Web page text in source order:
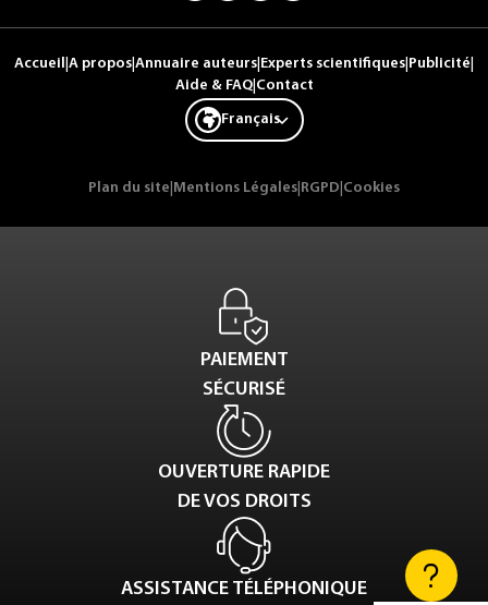
Accueil A propos Annuaire auteurs Experts scientifiques Publicité
Aide & FAQ| Contact
Français
Plan du site Mentions Légales RGPD Cookies
PAIEMENT
SÉCURISÉ
OUVERTURE RAPIDE
DE VOS DROITS
ASSISTANCE TÉLÉPHONIQUE